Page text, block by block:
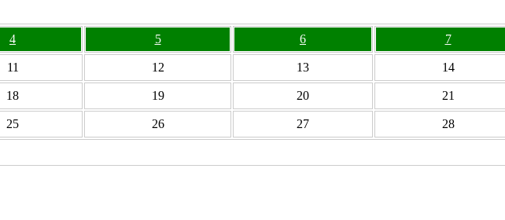
4 5 6 7
11 12 13 14
18 19 20 21
25 26 27 28